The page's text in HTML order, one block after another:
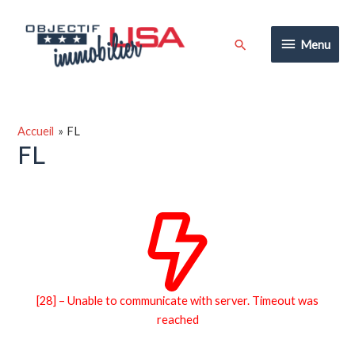
contenu
Menu
Menu
Rechercher
Accueil FL
FL
[28] – Unable to communicate with server. Timeout was
reached